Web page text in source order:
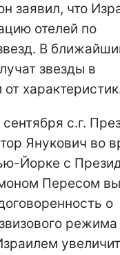
заявил, что
отелей по
В
звезды в
с.г.
Янукович во
Йорке с
Пересом
о
увеличит